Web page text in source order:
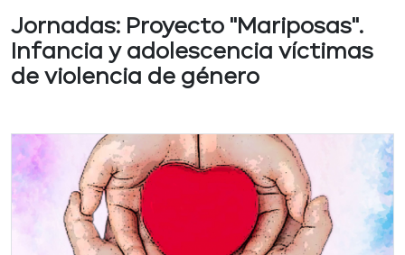
Jornadas: Proyecto "Mariposas".
Infancia y adolescencia víctimas
de violencia de género